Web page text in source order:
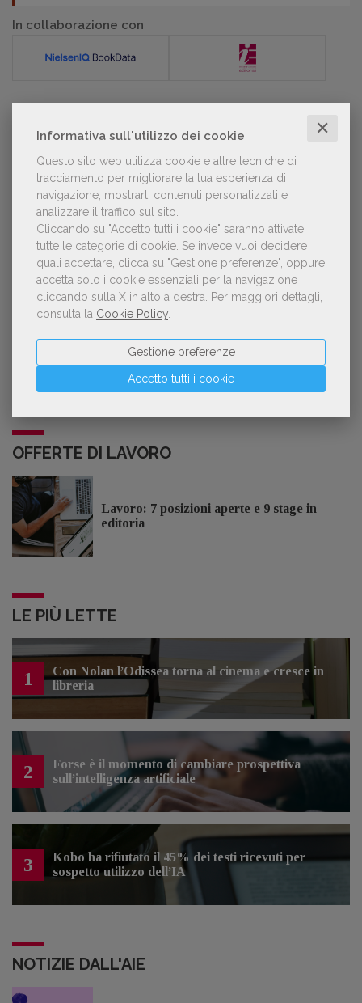
Informativa sull'utilizzo dei cookie ✕
Questo sito web utilizza cookie e altre tecniche di
tracciamento per migliorare la tua esperienza di
navigazione, mostrarti contenuti personalizzati e
analizzare il traffico sul sito.
Cliccando su "Accetto tutti i cookie" saranno attivate
tutte le categorie di cookie. Se invece vuoi decidere
quali accettare, clicca su "Gestione preferenze", oppure
accetta solo i cookie essenziali per la navigazione
cliccando sulla X in alto a destra. Per maggiori dettagli,
consulta la Cookie Policy
Accetto tutti i cookie
Gestione preferenze
In collaborazione con
POLTRONE
Laura Ballestra confermata presidente
dell’Associazione Italiana Biblioteche
GDL TV
AIE): «Lavoriamo per tutelare chi, anche
su piccola scala, opera con un vero
approccio d'impresa»
OFFERTE DI LAVORO
Lavoro: 7 posizioni aperte e 9 stage in
editoria
LE PIÙ LETTE
1
Con Nolan l’Odissea torna al cinema e cresce in
libreria
2
Forse è il momento di cambiare prospettiva
sull’intelligenza artificiale
3
Kobo ha rifiutato il 45% dei testi ricevuti per
sospetto utilizzo dell’IA
NOTIZIE DALL'AIE